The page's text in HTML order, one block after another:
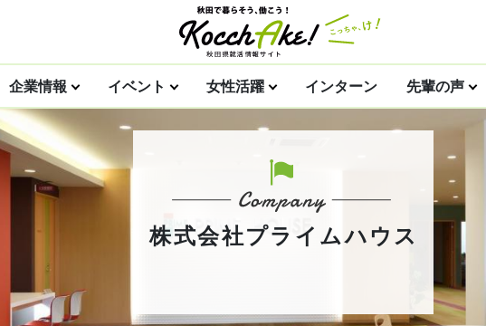
企業情報 イベント 女性活躍 インターン 先輩の声
株式会社プライムハウス